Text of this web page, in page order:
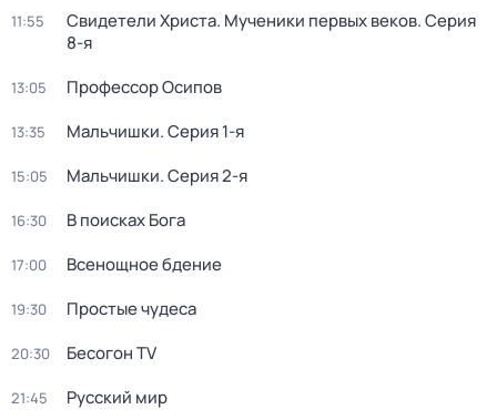
11:55 Свидетели Христа. Мученики первых веков. Серия
8-я
13:05 Профессор Осипов
13:35 Мальчишки. Серия 1-я
15:05 Мальчишки. Серия 2-я
16:30 В поисках Бога
17:00 Всенощное бдение
19:30 Простые чудеca
20:30 Бесогон TV
21:45 Русский мир